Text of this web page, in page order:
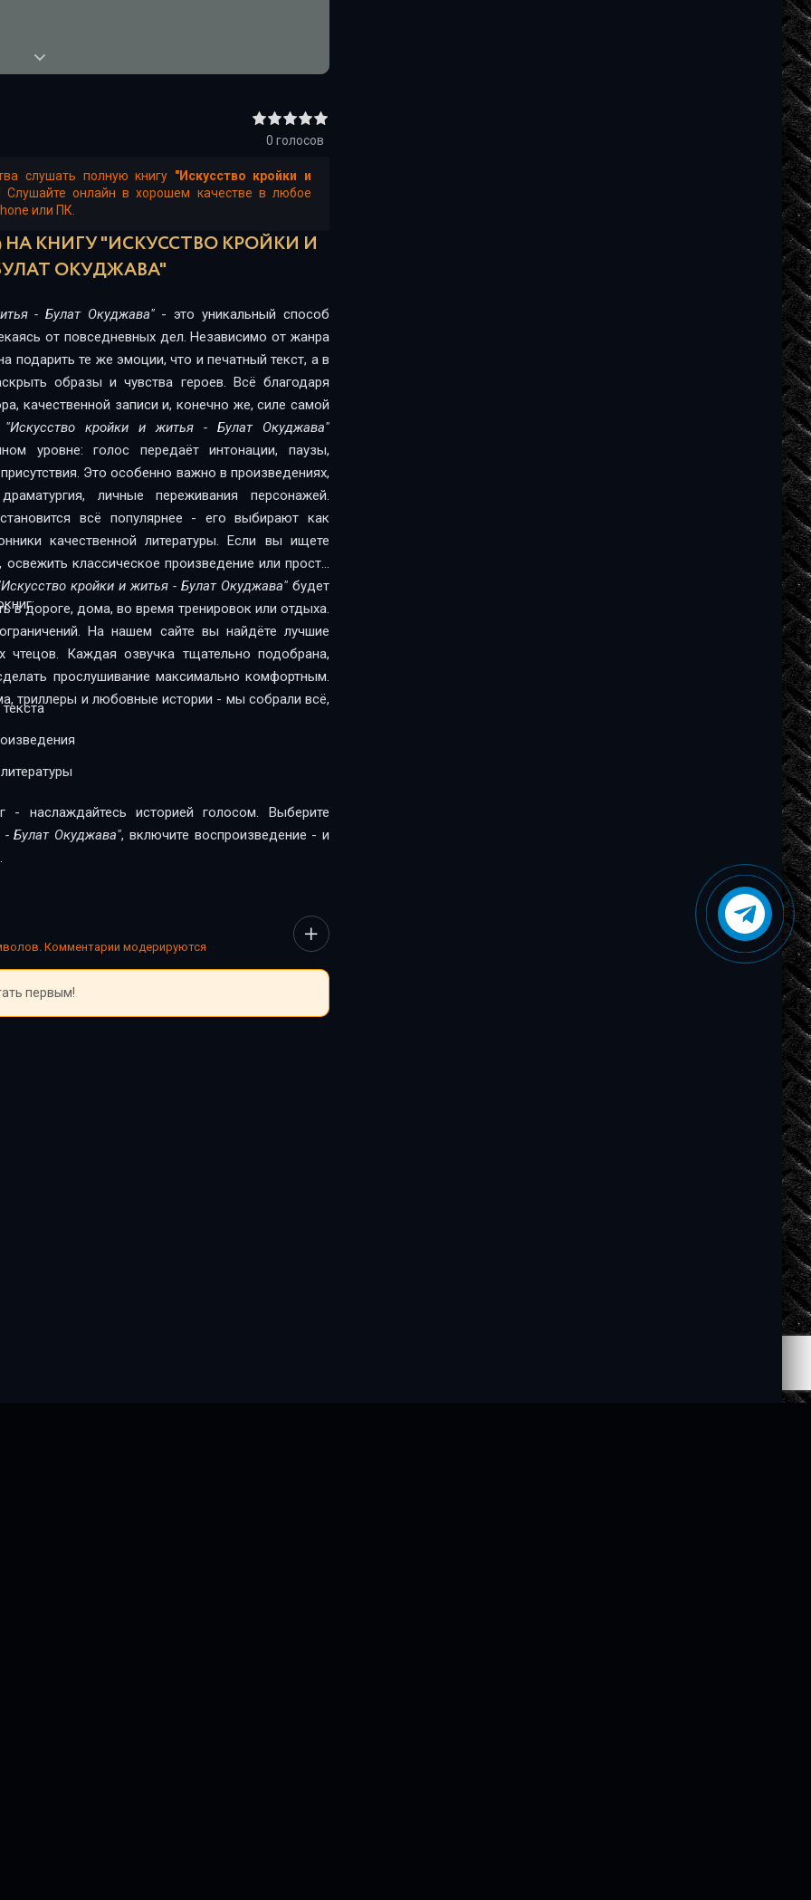
0 голосов
слушать полную книгу "Искусство кройки и
Слушайте онлайн в хорошем качестве в любое
или ПК.
КНИГУ "ИСКУССТВО КРОЙКИ И
ОКУДЖАВА"
- Булат Окуджава"- это уникальный способ
от повседневных дел. Независимо от жанра
подарить те же эмоции, что и печатный текст, а в
образы и чувства героев. Всё благодаря
качественной записи и, конечно же, силе самой
"Искусство кройки и житья - Булат Окуджава"
уровне: голос передаёт интонации, паузы,
Это особенно важно в произведениях,
личные переживания персонажей.
всё популярнее - его выбирают как
литературы. Если вы ищете
классическое произведение или просто
кройки и житья - Булат Окуджава" будет
в дороге, дома, во время тренировок или отдыха.
На нашем сайте вы найдёте лучшие
чтецов. Каждая озвучка тщательно подобрана,
прослушивание максимально комфортным.
триллеры и любовные истории - мы собрали всё,
- наслаждайтесь историей голосом. Выберите
- Булат Окуджава", включите воспроизведение - и
Комментарии модерируются
первым!